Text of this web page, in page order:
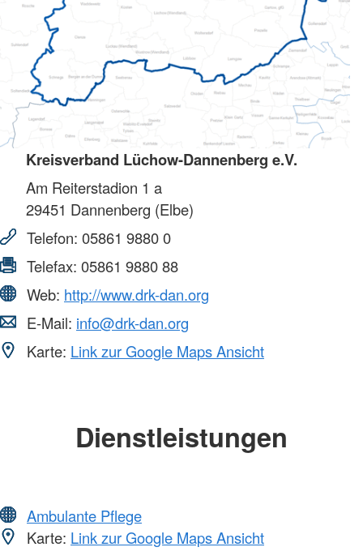
Kreisverband Lüchow-Dannenberg e.V.
Am Reiterstadion 1 a
29451 Dannenberg (Elbe)
Telefon: 05861 9880 0
Telefax: 05861 9880 88
Web: http://www.drk-dan.org
E-Mail: info@drk-dan.org
Karte: Link zur Google Maps Ansicht
Dienstleistungen
Ambulante Pflege
Karte: Link zur Google Maps Ansicht